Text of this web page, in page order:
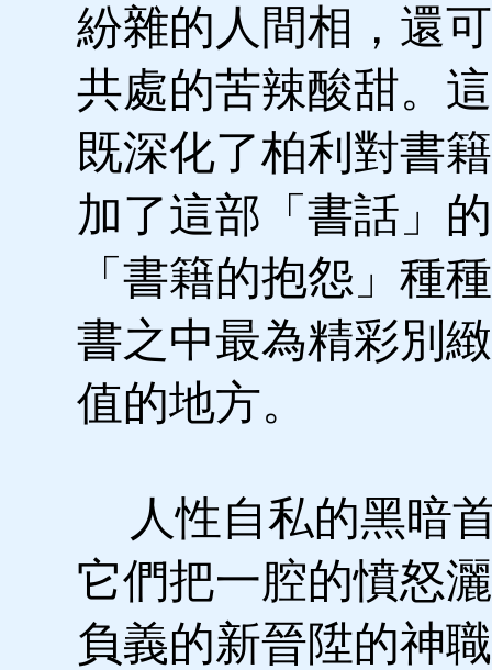
紛雜的人間相，還
共處的苦辣酸甜。
既深化了柏利對書
加了這部「書話」
「書籍的抱怨」種
書之中最為精彩別
值的地方。
人性自私的黑暗
它們把一腔的憤怒
負義的新晉陞的神